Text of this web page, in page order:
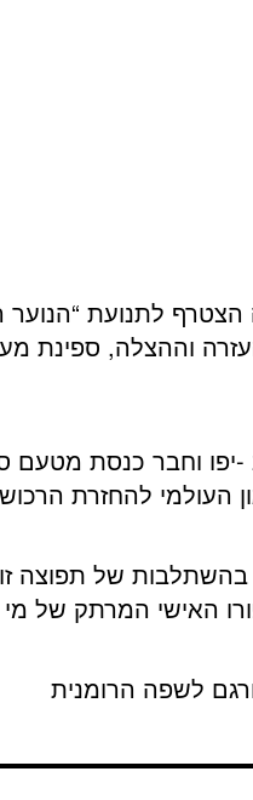
לתנועת “הנוער
וההצלה, ספינת
-יפו וחבר כנסת
העולמי להחזרת
בהשתלבות של תפוצה
האישי המרתק של
לשפה הרומנית